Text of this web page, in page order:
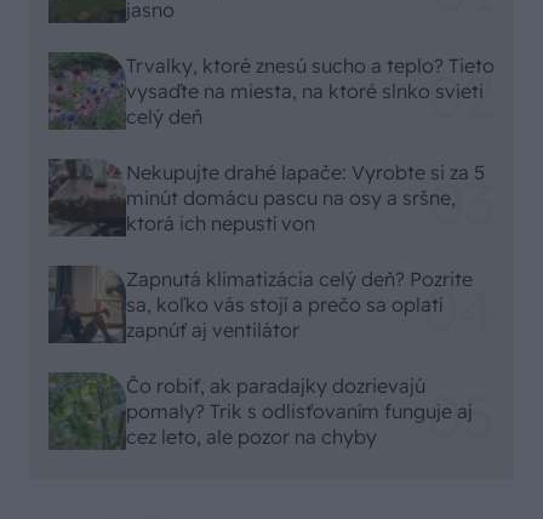
jasno
Trvalky, ktoré znesú sucho a teplo? Tieto
vysaďte na miesta, na ktoré slnko svieti
celý deň
Nekupujte drahé lapače: Vyrobte si za 5
minút domácu pascu na osy a sršne,
ktorá ich nepustí von
Zapnutá klimatizácia celý deň? Pozrite
sa, koľko vás stojí a prečo sa oplatí
zapnúť aj ventilátor
Čo robiť, ak paradajky dozrievajú
pomaly? Trik s odlisťovaním funguje aj
cez leto, ale pozor na chyby